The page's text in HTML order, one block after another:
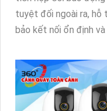
tuyệt đối ngoài ra, hỗ
bảo kết nối ổn định và